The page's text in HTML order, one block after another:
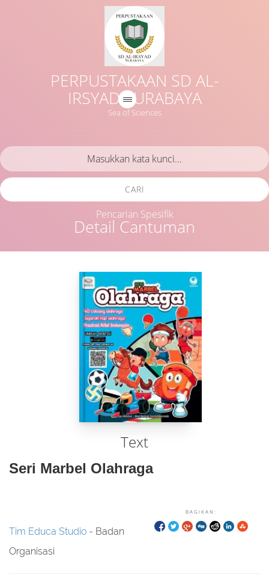
PERPUSTAKAAN SD AL-
IRSYAD SURABAYA
Sea of Sciences
Detail Cantuman
CARI
Pencarian Spesifik
Text
Seri Marbel Olahraga
BAGIKAN:
Tim Educa Studio - Badan
Organisasi